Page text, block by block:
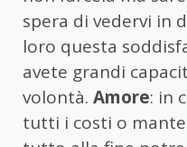
spera di vedervi in
loro questa
avete grandi
volontà. Amore: in
tutti i costi o